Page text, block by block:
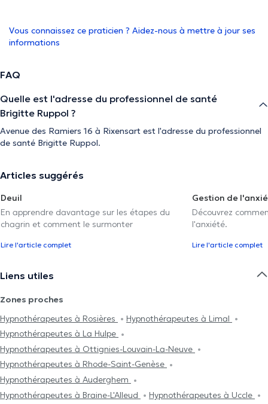
Vous connaissez ce praticien ? Aidez-nous à mettre à jour ses
informations
FAQ
Quelle est l'adresse du professionnel de santé
Brigitte Ruppol ?
Avenue des Ramiers 16 à Rixensart est l'adresse du professionnel
de santé Brigitte Ruppol.
Articles suggérés
Deuil
En apprendre davantage sur les étapes du
chagrin et comment le surmonter
Lire l'article complet
Gestion de
Découvrez
l'anxiété.
Lire l'article complet
Liens utiles
Zones proches
Hypnothérapeutes à Rosières
Hypnothérapeutes à Limal
Hypnothérapeutes à La Hulpe
Hypnothérapeutes à Ottignies-Louvain-La-Neuve
Hypnothérapeutes à Rhode-Saint-Genèse
Hypnothérapeutes à Auderghem
Hypnothérapeutes à Braine-L'Alleud
Hypnothérapeutes à Uccle